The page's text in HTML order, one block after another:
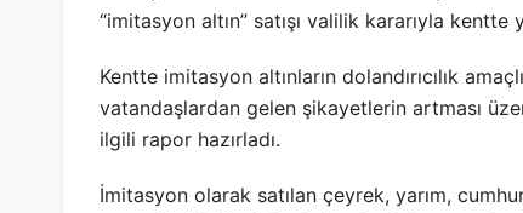
“imitasyon altın” satışı valilik kararıyla kentte
Kentte imitasyon altınların dolandırıcılık
vatandaşlardan gelen şikayetlerin artması
ilgili rapor hazırladı.
İmitasyon olarak satılan çeyrek, yarım,